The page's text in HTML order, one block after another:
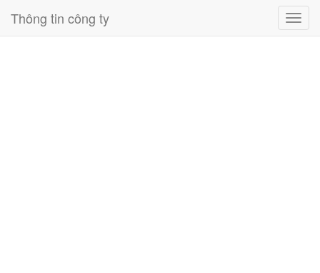
Thông tin công ty